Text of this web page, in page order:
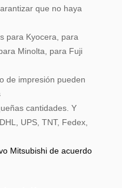
que no haya
para Kyocera, para
Minolta, para Fuji
de impresión pueden
cantidades. Y
UPS, TNT, Fedex,
Mitsubishi de acuerdo